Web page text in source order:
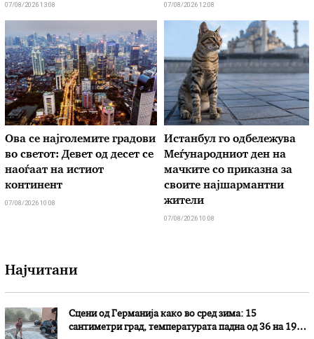
07/08/2026 13:08 07/08/2026 12:08
Ова се најголемите градови
во светот: Девет од десет се
наоѓаат на истиот
континент
07/08/2026 10:08
Истанбул го одбележува
Меѓународниот ден на
мачките со приказна за
своите најшармантни
жители
07/08/2026 10:08
Најчитани
Сцени од Германија како во сред зима: 15
сантиметри град, температурата падна од 36 на 19